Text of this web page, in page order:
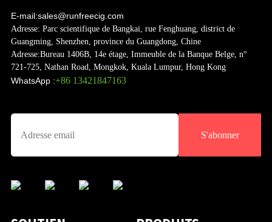
E-mail:sales@runfreecig.com
Adresse: Parc scientifique de Bangkai, rue Fenghuang, district de
Guangming, Shenzhen, province du Guangdong, Chine
Adresse:Bureau 1406B, 14e étage, Immeuble de la Banque Belge, n°
721-725, Nathan Road, Mongkok, Kuala Lumpur, Hong Kong
WhatsApp :+86 13421847163
S'abonner